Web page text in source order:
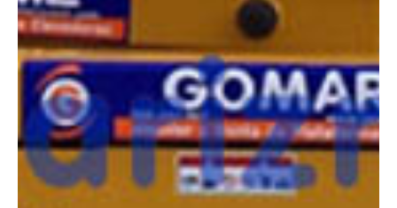
¿Te interesa
esta máquina?
Rellena este formulario y recibiremos tu solicitud
sobre esta máquina para ponernos en contacto
directo contigo.